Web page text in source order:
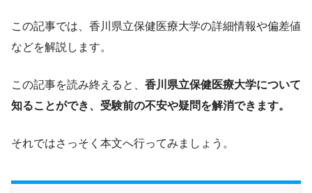
この記事では、香川県立保健医療大学の詳細情報や偏差値
などを解説します。
この記事を読み終えると、 香川県立保健医療大学について
知ることができ、受験前の不安や疑問を解消できます。
それではさっそく本文へ行ってみましょう。